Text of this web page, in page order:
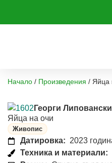
Начало / Произведения / Яйца
Георги
Яйца на очи
Живопис
Датировка: 2023
Техника и материали: